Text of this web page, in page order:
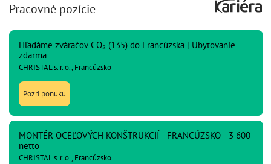
Pracovné pozície
Hľadáme zváračov CO₂ (135) do Francúzska | Ubytovanie
zdarma
CHRISTAL s. r. o., Francúzsko
Pozri ponuku
MONTÉR OCEĽOVÝCH KONŠTRUKCIÍ - FRANCÚZSKO - 3 600
netto
CHRISTAL s. r. o., Francúzsko